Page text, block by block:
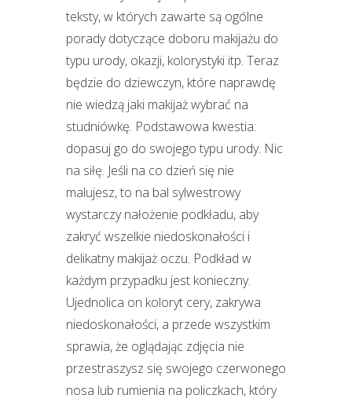
teksty, w których zawarte są ogólne
porady dotyczące doboru makijażu do
typu urody, okazji, kolorystyki itp. Teraz
będzie do dziewczyn, które naprawdę
nie wiedzą jaki makijaż wybrać na
studniówkę. Podstawowa kwestia:
dopasuj go do swojego typu urody. Nic
na siłę. Jeśli na co dzień się nie
malujesz, to na bal sylwestrowy
wystarczy nałożenie podkładu, aby
zakryć wszelkie niedoskonałości i
delikatny makijaż oczu. Podkład w
każdym przypadku jest konieczny.
Ujednolica on koloryt cery, zakrywa
niedoskonałości, a przede wszystkim
sprawia, że oglądając zdjęcia nie
przestraszysz się swojego czerwonego
nosa lub rumienia na policzkach, który